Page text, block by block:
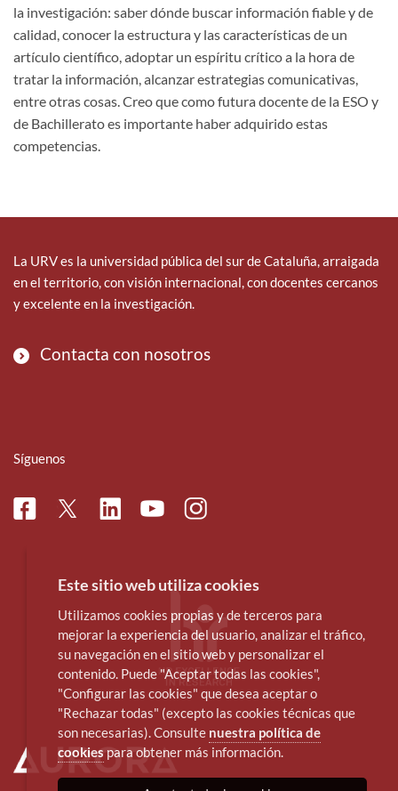
la investigación: saber dónde buscar información fiable y de
calidad, conocer la estructura y las características de un
artículo científico, adoptar un espíritu crítico a la hora de
tratar la información, alcanzar estrategias comunicativas,
entre otras cosas. Creo que como futura docente de la ESO y
de Bachillerato es importante haber adquirido estas
competencias.
La URV es la universidad pública del sur de Cataluña, arraigada
en el territorio, con visión internacional, con docentes cercanos
y excelente en la investigación.
Contacta con nosotros
Síguenos
FacebookTwitterLinkedinYoutubeInstagram
Este sitio web utiliza cookies
Utilizamos cookies propias y de terceros para
mejorar la experiencia del usuario, analizar el tráfico,
su navegación en el sitio web y personalizar el
contenido. Puede "Aceptar todas las cookies",
"Configurar las cookies" que desea aceptar o
"Rechazar todas" (excepto las cookies técnicas que
son necesarias). Consulte nuestra política de
cookies para obtener más información.